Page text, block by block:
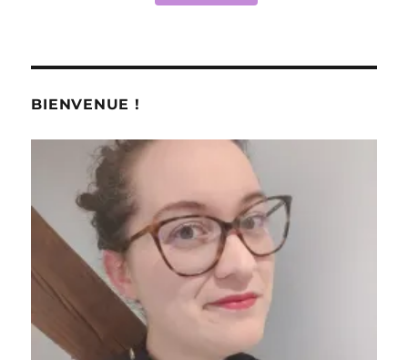
BIENVENUE !